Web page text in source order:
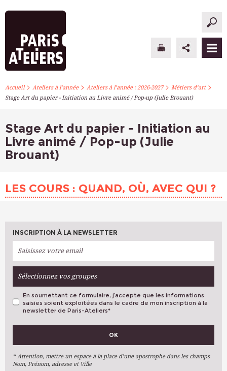
PARIS ATELIERS
ATELIERS À L’ANNÉE
INFOS PRATIQUES
Accueil> Ateliers à l’année> Ateliers à l’année : 2026-2027> Métiers d’art>
Stage Art du papier - Initiation au Livre animé / Pop-up (Julie Brouant)
Stage Art du papier - Initiation au
Livre animé / Pop-up (Julie
Brouant)
LES COURS : QUAND, OÙ, AVEC QUI ?
INSCRIPTION À LA NEWSLETTER
Sélectionnez vos groupes
VOS PRÉFÉRENCES
Arts Plastiques
Arts Du Texte
En soumettant ce formulaire, j’accepte que les informations
saisies soient exploitées dans le cadre de mon inscription à la
newsletter de Paris-Ateliers*
OK
* Attention, mettre un espace à la place d’une apostrophe dans les champs
Nom, Prénom, adresse et Ville